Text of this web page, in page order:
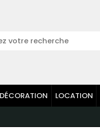
DÉCORATION LOCATION